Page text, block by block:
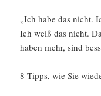
„Ich habe das nicht.
Ich weiß das nicht.
haben mehr, sind
8 Tipps, wie Sie